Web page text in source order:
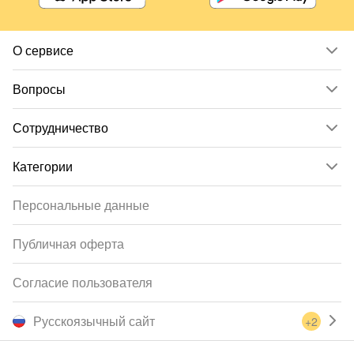
О сервисе
Вопросы
Сотрудничество
Категории
Русскоязычный сайт +2
Персональные данные
Публичная оферта
Согласие пользователя